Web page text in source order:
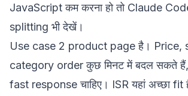
JavaScript कम करना हो तो Claude
splitting भी देखें।
Use case 2 product page है। Price,
category order कुछ मिनट में बदल सकते
fast response चाहिए। ISR यहां अच्छा